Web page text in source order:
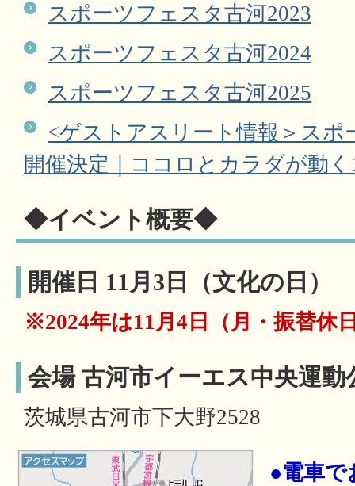
スポーツフェスタ古河2023
スポーツフェスタ古河2024
スポーツフェスタ古河2025
<ゲストアスリート情報＞スポ
開催決定｜ココロとカラダが動く
◆イベント概要◆
開催日 11月3日（文化の日）
※2024年は11月4日（月・振替休
会場 古河市イーエス中央運動
茨城県古河市下大野2528
●電車で